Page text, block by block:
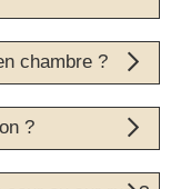
dans nos
disposent de
Supérieure sont
chambre ?
à votre
d’y accueillir vos
?
grandes fenêtres